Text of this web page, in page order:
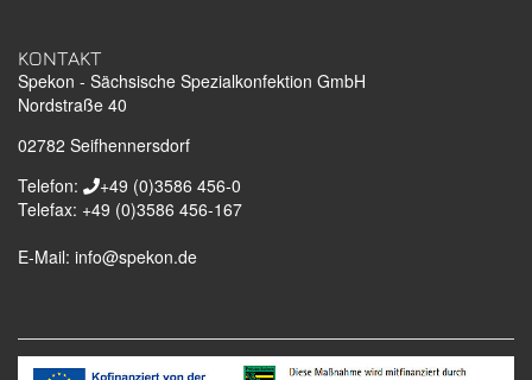
KONTAKT
Spekon - Sächsische Spezialkonfektion GmbH
Nordstraße 40
02782 Seifhennersdorf
Telefon:
+49 (0)3586 456-0
Telefax: +49 (0)3586 456-167
E-Mail: info@spekon.de